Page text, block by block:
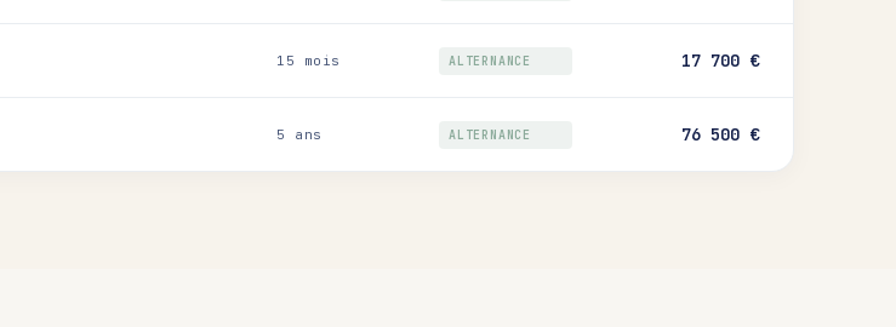
15 mois ALTERNANCE 17 700 €
5 ans ALTERNANCE 76 500 €